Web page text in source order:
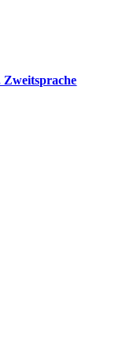
Zweitsprache